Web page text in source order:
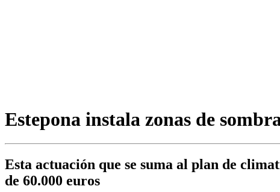
Estepona instala zonas de
Esta actuación que se suma al plan de
de 60.000 euros